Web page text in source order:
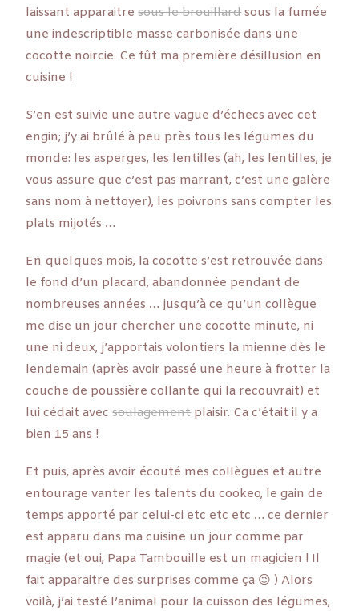
laissant apparaitresous le brouillardsous la fumée
une indescriptible masse carbonisée dans une
cocotte noircie. Ce fût ma première désillusion en
cuisine !
S’en est suivie une autre vague d’échecs avec cet
engin; j’y ai brûlé à peu près tous les légumes du
monde: les asperges, les lentilles (ah, les lentilles, je
vous assure que c’est pas marrant, c’est une galère
sans nom à nettoyer), les poivrons sans compter les
plats mijotés …
En quelques mois, la cocotte s’est retrouvée dans
le fond d’un placard, abandonnée pendant de
nombreuses années … jusqu’à ce qu’un collègue
me dise un jour chercher une cocotte minute, ni
une ni deux, j’apportais volontiers la mienne dès le
lendemain (après avoir passé une heure à frotter la
couche de poussière collante qui la recouvrait) et
lui cédait avecsoulagementplaisir. Ca c’était il y a
bien 15 ans !
Et puis, après avoir écouté mes collègues et autre
entourage vanter les talents du cookeo, le gain de
temps apporté par celui-ci etc etc etc … ce dernier
est apparu dans ma cuisine un jour comme par
magie (et oui, Papa Tambouille est un magicien ! Il
fait apparaitre des surprises comme ça 😉 ) Alors
voilà, j’ai testé l’animal pour la cuisson des légumes,